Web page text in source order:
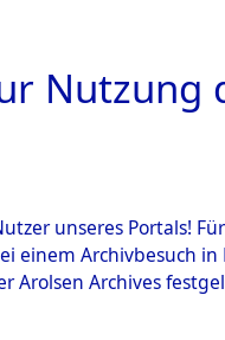
Nutzung
unseres Portals!
einem Archivbesuch
Arolsen Archives